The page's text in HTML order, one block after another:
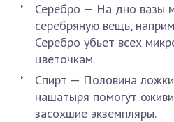
Серебро — На дно вазы
серебряную вещь,
Серебро убьет всех
цветочкам.
Спирт — Половина
нашатыря помогут
засохшие экземпляры.